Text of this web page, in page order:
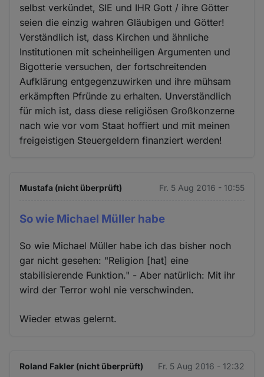
selbst verkündet, SIE und IHR Gott / ihre Götter
seien die einzig wahren Gläubigen und Götter!
Verständlich ist, dass Kirchen und ähnliche
Institutionen mit scheinheiligen Argumenten und
Bigotterie versuchen, der fortschreitenden
Aufklärung entgegenzuwirken und ihre mühsam
erkämpften Pfründe zu erhalten. Unverständlich
für mich ist, dass diese religiösen Großkonzerne
nach wie vor vom Staat hoffiert und mit meinen
freigeistigen Steuergeldern finanziert werden!
Mustafa (nicht überprüft) Fr. 5 Aug 2016 - 10:55
So wie Michael Müller habe
So wie Michael Müller habe ich das bisher noch
gar nicht gesehen: "Religion [hat] eine
stabilisierende Funktion." - Aber natürlich: Mit ihr
wird der Terror wohl nie verschwinden.
Wieder etwas gelernt.
Roland Fakler (nicht überprüft) Fr. 5 Aug 2016 - 12:32